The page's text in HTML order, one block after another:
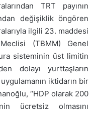
TRT payının
değişiklik öngören
ilgili 23. maddesi
(TBMM) Genel
sisteminin üst limitin
dolayı yurttaşların
iktidarın bir
“HDP olarak 200
ücretsiz olmasını